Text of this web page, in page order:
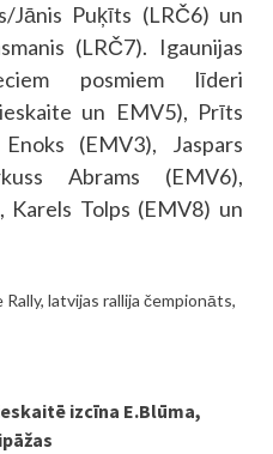
Jānis Puķīts (LRČ6) un
(LRČ7). Igaunijas
posmiem līderi
un EMV5), Prīts
(EMV3), Jaspars
Abrams (EMV6),
Karels Tolps (EMV8) un
Rally, latvijas rallija čempionāts,
izcīna E.Blūma,